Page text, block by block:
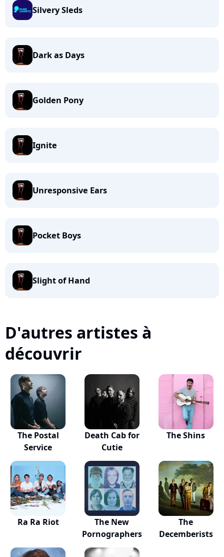
Silvery Sleds
Dark as Days
Golden Pony
Ignite
Unresponsive Ears
Pocket Boys
Slight of Hand
D'autres artistes à
découvrir
The Postal
Service
Death Cab for
Cutie
The Shins
Ra Ra Riot
The New
Pornographers
The
Decemberists